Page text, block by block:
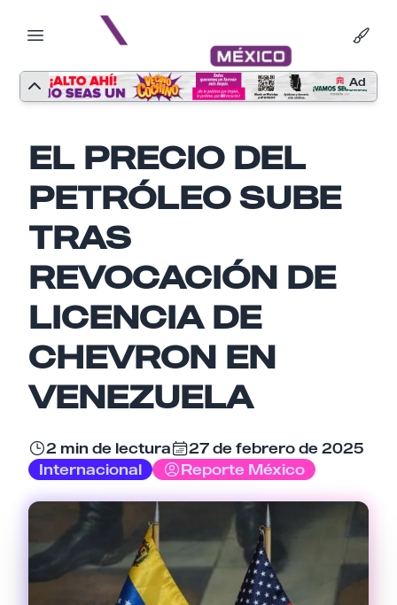
Ad
EL PRECIO DEL
PETRÓLEO SUBE
TRAS
REVOCACIÓN DE
LICENCIA DE
CHEVRON EN
VENEZUELA
2 min de lectura
27 de febrero de 2025
Internacional
Reporte México
Nombre
Tu comentario